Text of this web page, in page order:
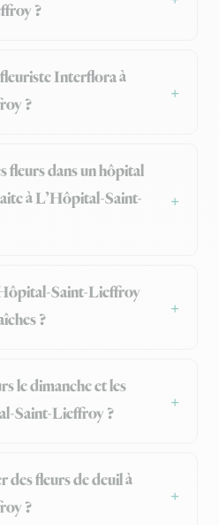
?
Interflora à
?
fleurs dans un hôpital
à L’Hôpital-Saint-
Saint-Lieffroy
?
le dimanche et les
Saint-Lieffroy ?
fleurs de deuil à
?